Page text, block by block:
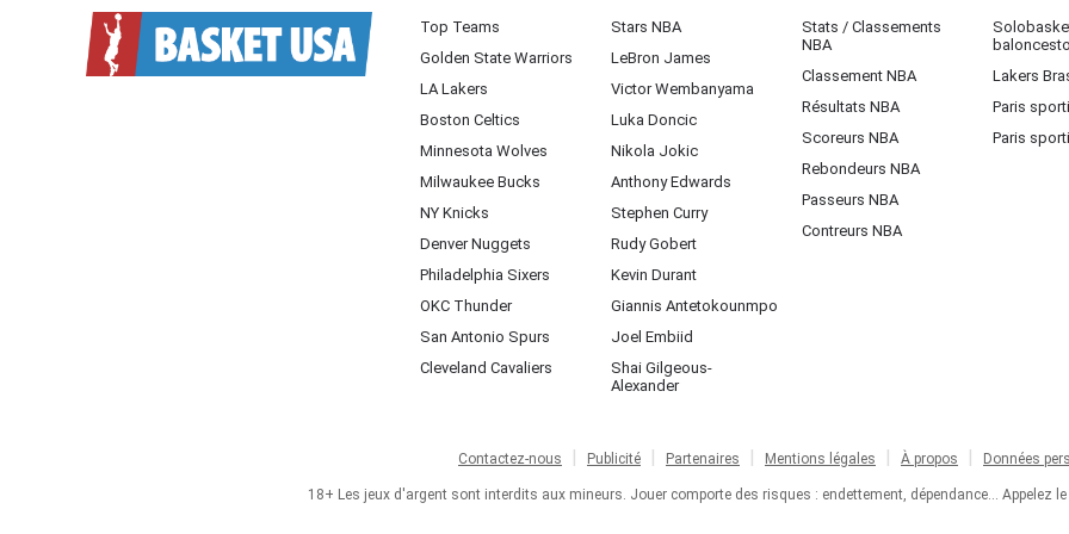
Top Teams
Golden State Warriors
LA Lakers
Boston Celtics
Minnesota Wolves
Milwaukee Bucks
NY Knicks
Denver Nuggets
Philadelphia Sixers
OKC Thunder
San Antonio Spurs
Cleveland Cavaliers
Stars NBA
LeBron James
Victor Wembanyama
Luka Doncic
Nikola Jokic
Anthony Edwards
Stephen Curry
Rudy Gobert
Kevin Durant
Giannis Antetokounmpo
Joel Embiid
Shai Gilgeous-
Alexander
Stats / Classements
NBA
Classement NBA
Résultats NBA
Scoreurs NBA
Rebondeurs NBA
Passeurs NBA
Contreurs NBA
Lakers
Paris
Paris
Contactez-nous Publicité Partenaires Mentions légales À propos Données
18+ Les jeux d'argent sont interdits aux mineurs. Jouer comporte des risques : endettement, dépendance... Appelez